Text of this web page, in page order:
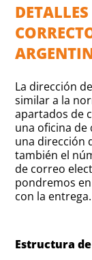
La dirección
similar a la
apartados de
una oficina
una dirección
también el
de correo
pondremos
con la entrega.
Estructura